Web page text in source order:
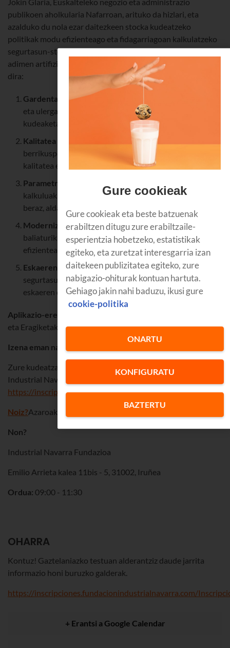
publikoen aholkularia Nafarroan, arituko da hizlari, eta
azalduko du nola ezar daitezkeen stocka kudeatzeko
politikak modu efizienteago eta fidagarriagoan kalkulatzeko
segurtasun-stockak eta eskaera-puntuak. Prozesu horretan
adimen artifiziala aplikatzean, onura nabarmenak lortzen
dira:
Gardentasuna eta ulergarritasuna
eta ulergarritasuna areagotzen ditu stockaren
kudeaketarekin zerikusia duten alderdi guztientzat.
Kalitatea eta konfiantza:
Eskuz egin beharreko
berrikuspenen beharra txikiagotzean, AAk emaitzen
kalitatea eta emaitzekiko konfiantza hobetzen ditu.
Parametrizazio pertsonalizatua:
kalkuluak testuinguru espezifikoen arabera doitzeko eta,
beraz, aldatuz doazen beharretara egokitzeko.
Modernizazioa eta efizientzia:Algoritmo aurreratuak
baliaturik, AAk kalkulu-programa modernizatzen du, eta
efizienteago eta mantentzeko errazago bihurtzen.
Eskaeren optimizazioa:Eskaeraren, biltegiratzearen eta
segurtasun-stockaren kostuak kontuan hartuta, AAk
eskaeren dimentsionamendua optimizatzen du.
Aplikazio-eremua enpresaren barruan:
eta Eragiketak Saila
Izena eman nahi duzu?
Zure kudeatzailearen bidez egin dezakezu, edo zuzenean,
Industrial Navarra Fundazioaren webgunean ->
https://inscripciones.fundacionindustrialnavarra.com/
Noiz?Azaroak 20, asteazkena
Non?
Industrial Navarra Fundazioa
Emilio Arrieta kalea 11bis - 5, 31002, Iruñea
Ordua: 09:00 - 11:30
OHARRA
Kontuz! Gaztelaniazko testuan alderantziz daude jarrita
informazio honi buruzko galderak.
https://inscripciones.fundacionindustrialnavarra.com/
+ Erantsi a Google Calendar
Gure cookieak
Gure cookieak eta beste batzuenak
erabiltzen ditugu zure erabiltzaile-
esperientzia hobetzeko, estatistikak
egiteko, eta zuretzat interesgarria izan
daitekeen publizitatea egiteko, zure
nabigazio-ohiturak kontuan hartuta.
Gehiago jakin nahi baduzu, ikusi gure
cookie-politika
KONFIGURATU
BAZTERTU
ONARTU